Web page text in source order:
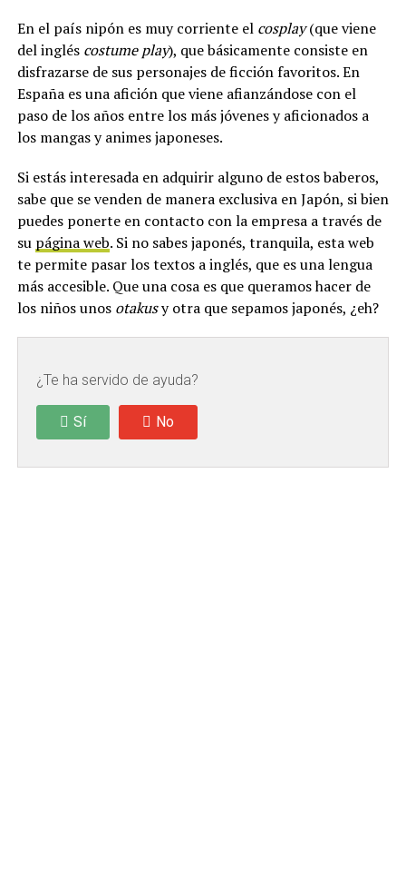
En el país nipón es muy corriente el cosplay(que viene
del inglés costume play), que básicamente consiste en
disfrazarse de sus personajes de ficción favoritos. En
España es una afición que viene afianzándose con el
paso de los años entre los más jóvenes y aficionados a
los mangas y animes japoneses.
Si estás interesada en adquirir alguno de estos baberos,
sabe que se venden de manera exclusiva en Japón, si bien
puedes ponerte en contacto con la empresa a través de
su página web. Si no sabes japonés, tranquila, esta web
te permite pasar los textos a inglés, que es una lengua
más accesible. Que una cosa es que queramos hacer de
los niños unos otakusy otra que sepamos japonés, ¿eh?
¿Te ha servido de ayuda?
Sí No